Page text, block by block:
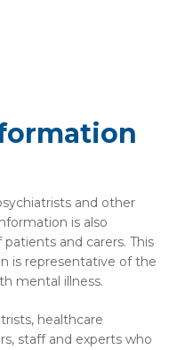
and other
is also
and carers. This
is representative of the
mental illness.
healthcare
staff and experts who